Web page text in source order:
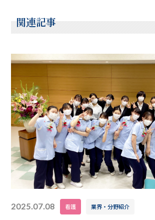
関連記事
2025.07.08 看護 業界・分野紹介